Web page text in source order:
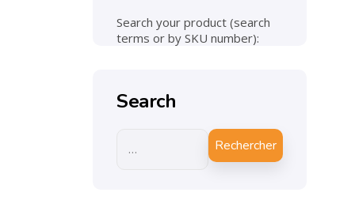
Search your product (search
terms or by SKU number):
Search
Rechercher